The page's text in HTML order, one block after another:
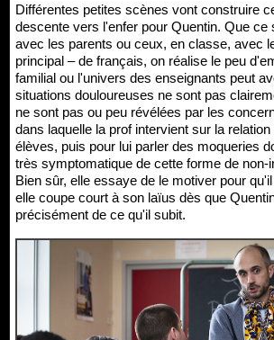
Différentes petites scènes vont construire
descente vers l'enfer pour Quentin. Que ce
avec les parents ou ceux, en classe, avec
principal – de français, on réalise le peu
familial ou l'univers des enseignants peut
situations douloureuses ne sont pas
ne sont pas ou peu révélées par les
dans laquelle la prof intervient sur la
élèves, puis pour lui parler des moqueries
très symptomatique de cette forme de non-
Bien sûr, elle essaye de le motiver pour
elle coupe court à son laïus dès que
précisément de ce qu'il subit.